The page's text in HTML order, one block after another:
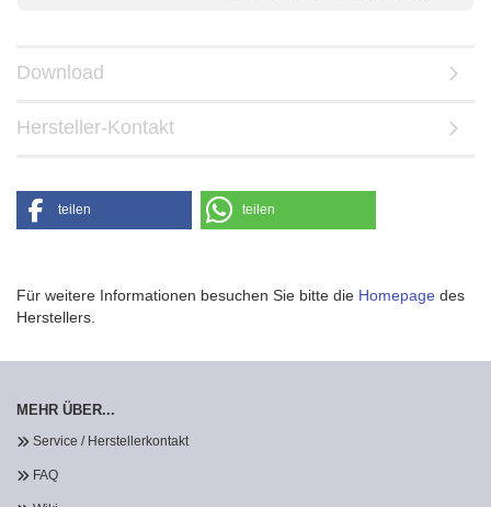
Download
Hersteller-Kontakt
teilen teilen
Für weitere Informationen besuchen Sie bitte die Homepage des
Herstellers.
MEHR ÜBER...
Service / Herstellerkontakt
FAQ